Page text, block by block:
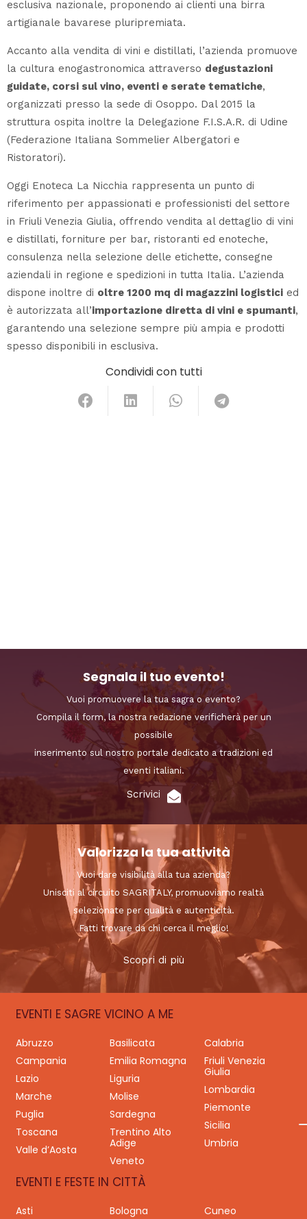
esclusiva nazionale, proponendo ai clienti una birra
artigianale bavarese pluripremiata.
Accanto alla vendita di vini e distillati, l’azienda promuove
la cultura enogastronomica attraverso degustazioni
guidate, corsi sul vino, eventi e serate tematiche,
organizzati presso la sede di Osoppo. Dal 2015 la
struttura ospita inoltre la Delegazione F.I.S.A.R. di Udine
(Federazione Italiana Sommelier Albergatori e
Ristoratori).
Oggi Enoteca La Nicchia rappresenta un punto di
riferimento per appassionati e professionisti del settore
in Friuli Venezia Giulia, offrendo vendita al dettaglio di vini
e distillati, forniture per bar, ristoranti ed enoteche,
consulenza nella selezione delle etichette, consegne
aziendali in regione e spedizioni in tutta Italia. L’azienda
dispone inoltre di oltre 1200 mq di magazzini logistici ed
è autorizzata all’importazione diretta di vini e spumanti,
garantendo una selezione sempre più ampia e prodotti
spesso disponibili in esclusiva.
Condividi con tutti
Segnala il tuo evento!
Vuoi promuovere la tua sagra o evento?
Compila il form, la nostra redazione verificherà per un
possibile
inserimento sul nostro portale dedicato a tradizioni ed
eventi italiani.
Scrivici
Valorizza la tua attività
Vuoi dare visibilità alla tua azienda?
Unisciti al circuito SAGRITALY, promuoviamo realtà
selezionate per qualità e autenticità.
Fatti trovare da chi cerca il meglio!
Scopri di più
EVENTI E SAGRE VICINO A ME
Abruzzo Basilicata
Calabria
Campania
Emilia Romagna
Friuli Venezia
Giulia
Lazio
Liguria
Lombardia
Marche
Molise
Piemonte
Puglia
Sardegna
Sicilia
Toscana
Trentino Alto
Adige
Umbria
Valle d’Aosta
Veneto
EVENTI E FESTE IN CITTÀ
Asti Bologna
Cuneo